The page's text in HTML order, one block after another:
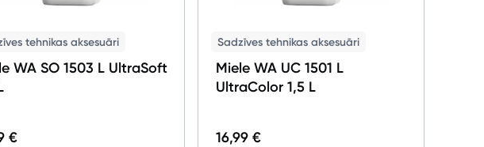
tehnikas aksesuāri
WA SO 1503 L UltraSoft
€
Sadzīves tehnikas aksesuāri
Miele WA UC 1501 L
UltraColor 1,5 L
16,99 €